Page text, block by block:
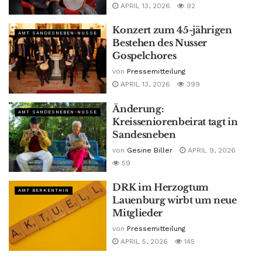
APRIL 13, 2026
92
AMT SANDESNEBEN-NUSSE
Konzert zum 45-jährigen
Bestehen des Nusser
Gospelchores
von Pressemitteilung
APRIL 13, 2026
399
AMT SANDESNEBEN-NUSSE
Änderung:
Kreisseniorenbeirat tagt in
Sandesneben
von Gesine Biller
APRIL 9, 2026
59
AMT BERKENTHIN
DRK im Herzogtum
Lauenburg wirbt um neue
Mitglieder
von Pressemitteilung
APRIL 5, 2026
145